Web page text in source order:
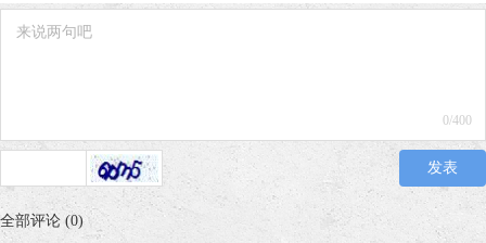
0/400
发表
全部评论 (0)